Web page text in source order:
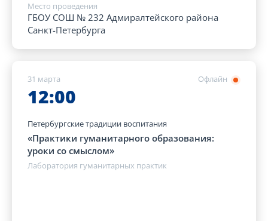
Место проведения
ГБОУ СОШ № 232 Адмиралтейского района
Санкт-Петербурга
Офлайн
31 марта
12:00
Петербургские традиции воспитания
«Практики гуманитарного образования:
уроки со смыслом»
Лаборатория гуманитарных практик